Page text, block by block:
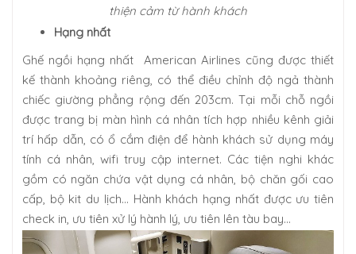
thiện cảm từ hành khách
Hạng nhất
Ghế ngồi hạng nhất American Airlines cũng được thiết
kế thành khoảng riêng, có thể điều chỉnh độ ngả thành
chiếc giường phẳng rộng đến 203cm. Tại mỗi chỗ ngồi
được trang bị màn hình cá nhân tích hợp nhiều kênh giải
trí hấp dẫn, có ổ cắm điện để hành khách sử dụng máy
tính cá nhân, wifi truy cập internet. Các tiện nghi khác
gồm có ngăn chứa vật dụng cá nhân, bộ chăn gối cao
cấp, bộ kit du lịch… Hành khách hạng nhất được ưu tiên
check in, ưu tiên xử lý hành lý, ưu tiên lên tàu bay…